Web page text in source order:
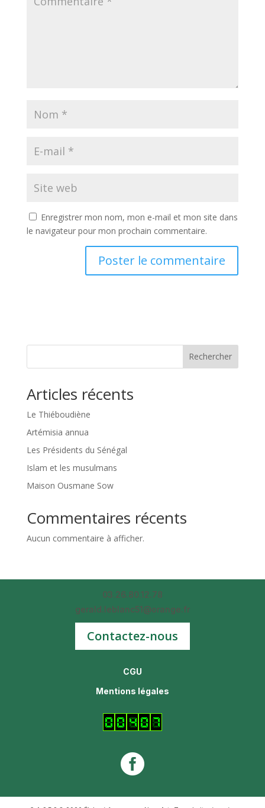
Enregistrer mon nom, mon e-mail et mon site dans
le navigateur pour mon prochain commentaire.
Rechercher
Articles récents
Le Thiéboudiène
Artémisia annua
Les Présidents du Sénégal
Islam et les musulmans
Maison Ousmane Sow
Commentaires récents
Aucun commentaire à afficher.
03.26.80.12.78
gerald.leblanc51@orange.fr
Contactez-nous
CGU
Mentions légales
